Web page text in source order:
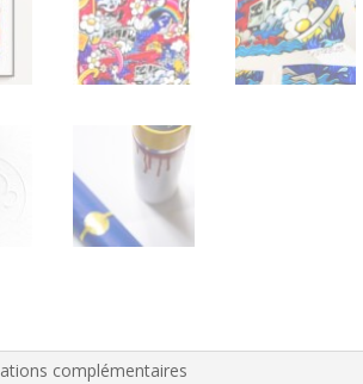
complémentaires